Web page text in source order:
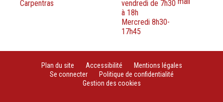
Carpentras
vendredi de 7h30
à 18h
Mercredi 8h30-
17h45
Plan du site Accessibilité
Mentions légales
Se connecter
Politique de confidentialité
Gestion des cookies